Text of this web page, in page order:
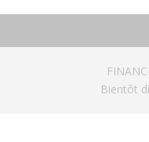
Bientôt